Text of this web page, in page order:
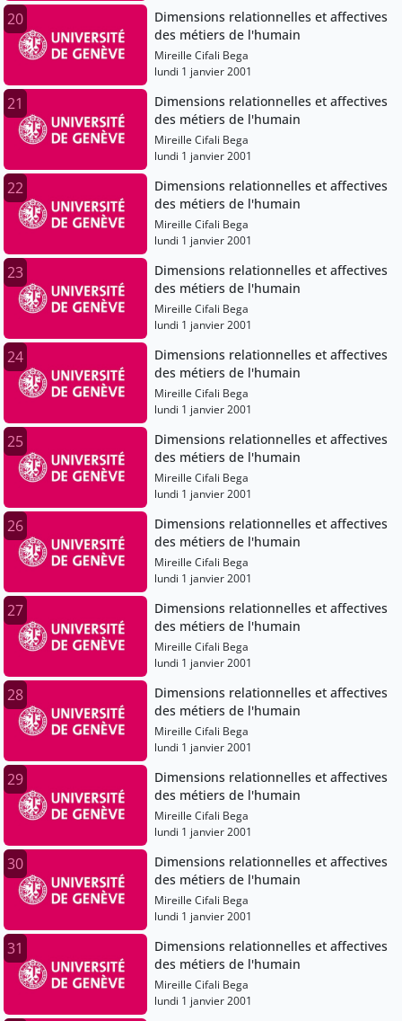
20
Dimensions relationnelles et affectives
des métiers de l'humain
Mireille Cifali Bega
lundi 1 janvier 2001
21
Dimensions relationnelles et affectives
des métiers de l'humain
Mireille Cifali Bega
lundi 1 janvier 2001
22
Dimensions relationnelles et affectives
des métiers de l'humain
Mireille Cifali Bega
lundi 1 janvier 2001
23
Dimensions relationnelles et affectives
des métiers de l'humain
Mireille Cifali Bega
lundi 1 janvier 2001
24
Dimensions relationnelles et affectives
des métiers de l'humain
Mireille Cifali Bega
lundi 1 janvier 2001
25
Dimensions relationnelles et affectives
des métiers de l'humain
Mireille Cifali Bega
lundi 1 janvier 2001
26
Dimensions relationnelles et affectives
des métiers de l'humain
Mireille Cifali Bega
lundi 1 janvier 2001
27
Dimensions relationnelles et affectives
des métiers de l'humain
Mireille Cifali Bega
lundi 1 janvier 2001
28
Dimensions relationnelles et affectives
des métiers de l'humain
Mireille Cifali Bega
lundi 1 janvier 2001
29
Dimensions relationnelles et affectives
des métiers de l'humain
Mireille Cifali Bega
lundi 1 janvier 2001
30
Dimensions relationnelles et affectives
des métiers de l'humain
Mireille Cifali Bega
lundi 1 janvier 2001
31
Dimensions relationnelles et affectives
des métiers de l'humain
Mireille Cifali Bega
lundi 1 janvier 2001